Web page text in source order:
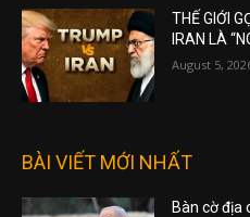
THẾ GIỚI
IRAN LÀ
August 5,
BÀI VIẾT MỚI NHẤT
Bàn cờ địa